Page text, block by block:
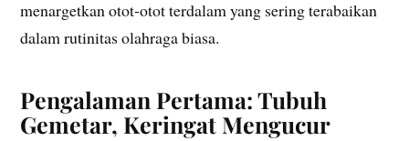
menargetkan otot-otot terdalam yang sering terabaikan
dalam rutinitas olahraga biasa.
Pengalaman Pertama: Tubuh
Gemetar, Keringat Mengucur